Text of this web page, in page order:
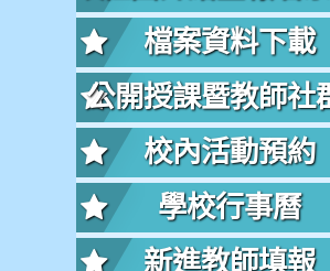
檔案資料下載
公開授課暨教師社
台
校內活動預約
學校行事曆
新進教師填報